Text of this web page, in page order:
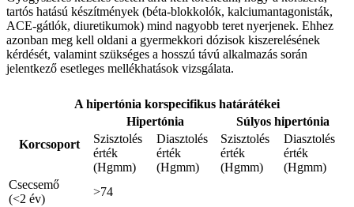
tartós hatású készítmények (béta-blokkolók, kalciumantagonisták,
ACE-gátlók, diuretikumok) mind nagyobb teret nyerjenek. Ehhez
azonban meg kell oldani a gyermekkori dózisok kiszerelésének
kérdését, valamint szükséges a hosszú távú alkalmazás során
jelentkező esetleges mellékhatások vizsgálata.
A hipertónia korspecifikus határátékei
Korcsoport
Hipertónia
Súlyos hipertónia
Szisztolés
érték
(Hgmm)
Diasztolés
érték
(Hgmm)
Szisztolés
érték
(Hgmm)
Diasztolés
érték
(Hgmm)
Csecsemő
(<2 év)
>74